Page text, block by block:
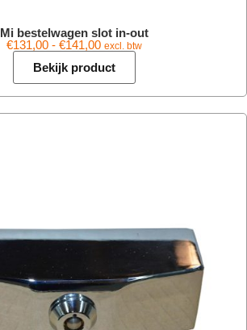
Mi bestelwagen slot in-out
€131,00 - €141,00 excl. btw
Bekijk product